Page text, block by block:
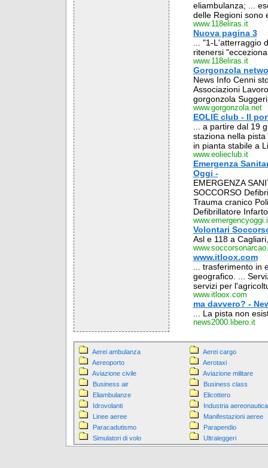
eliambulanza; ...
delle Regioni sono
www.118eliras.it
Nuova pagina 3
... "1-L'atterraggio
ritenersi
www.118eliras.it
Gorgonzola
News Info Cenni
Associazioni
gorgonzola
www.gorgonzola.net
EOLIE club - Il
... a partire dal 19
staziona nella
in pianta stabile a
www.eolieclub.it
Emergenza
Oggi -
EMERGENZA
SOCCORSO
Trauma cranico
Defibrillatore
Volontari
Asl e 118 a
www.itloox.com
... trasferimento
geografico. ...
servizi per
www.itloox.com
ma davvero? -
... La pista non
news2000.libero.it
Aerei ambulanza
Aerei cargo
Aereoporto
Aerotaxi
Aviazione civile
Aviazione militare
Business air
Business class
Eliambulanze
Elicottero
Idrovolanti
Industria aereonautica
Linee aeree
Manifestazioni aeree
Paracadutismo
Parapendio
Simulatori di volo
Ultraleggeri